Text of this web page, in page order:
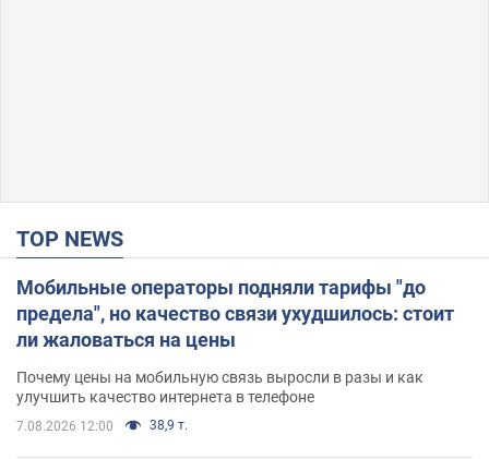
TOP NEWS
Мобильные операторы подняли тарифы "до
предела", но качество связи ухудшилось: стоит
ли жаловаться на цены
Почему цены на мобильную связь выросли в разы и как
улучшить качество интернета в телефоне
7.08.2026 12:00 38,9 т.